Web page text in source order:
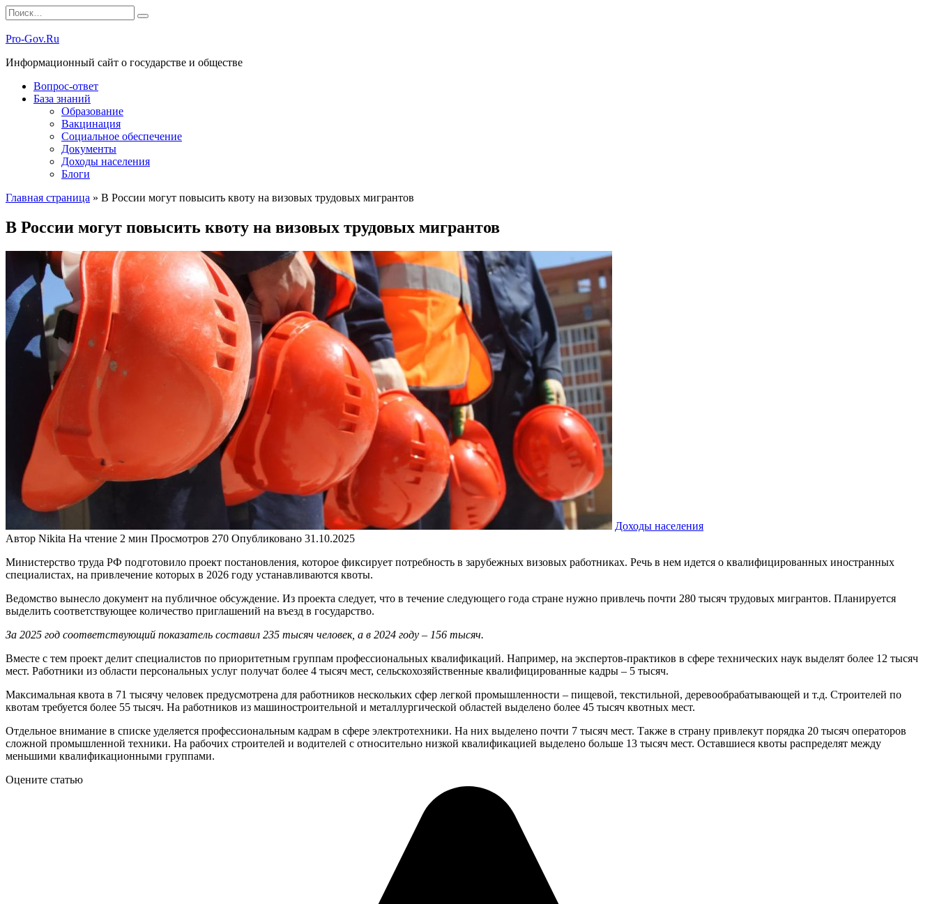
Перейти
к
содержанию
Search
for:
Pro-Gov.Ru
Информационный сайт о государстве и обществе
Вопрос-ответ
База знаний
Образование
Вакцинация
Социальное обеспечение
Документы
Доходы населения
Блоги
Главная страница » В России могут повысить квоту на визовых трудовых мигрантов
В России могут повысить квоту на визовых трудовых мигрантов
Доходы населения
Автор Nikita На чтение 2 мин Просмотров 270 Опубликовано 31.10.2025
Министерство труда РФ подготовило проект постановления, которое фиксирует потребность в зарубежных визовых работниках. Речь в нем идется о квалифицированных иностранных
специалистах, на привлечение которых в 2026 году устанавливаются квоты.
Ведомство вынесло документ на публичное обсуждение. Из проекта следует, что в течение следующего года стране нужно привлечь почти 280 тысяч трудовых мигрантов. Планируется
выделить соответствующее количество приглашений на въезд в государство.
За 2025 год соответствующий показатель составил 235 тысяч человек, а в 2024 году – 156 тысяч.
Вместе с тем проект делит специалистов по приоритетным группам профессиональных квалификаций. Например, на экспертов-практиков в сфере технических наук выделят более 12 тысяч
мест. Работники из области персональных услуг получат более 4 тысяч мест, сельскохозяйственные квалифицированные кадры – 5 тысяч.
Максимальная квота в 71 тысячу человек предусмотрена для работников нескольких сфер легкой промышленности – пищевой, текстильной, деревообрабатывающей и т.д. Строителей по
квотам требуется более 55 тысяч. На работников из машиностроительной и металлургической областей выделено более 45 тысяч квотных мест.
Отдельное внимание в списке уделяется профессиональным кадрам в сфере электротехники. На них выделено почти 7 тысяч мест. Также в страну привлекут порядка 20 тысяч операторов
сложной промышленной техники. На рабочих строителей и водителей с относительно низкой квалификацией выделено больше 13 тысяч мест. Оставшиеся квоты распределят между
меньшими квалификационными группами.
Оцените статью